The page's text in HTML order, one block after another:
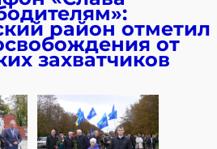
район отметил
от
захватчиков